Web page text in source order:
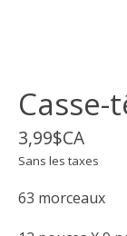
3,99$CA
Sans les taxes
63 morceaux